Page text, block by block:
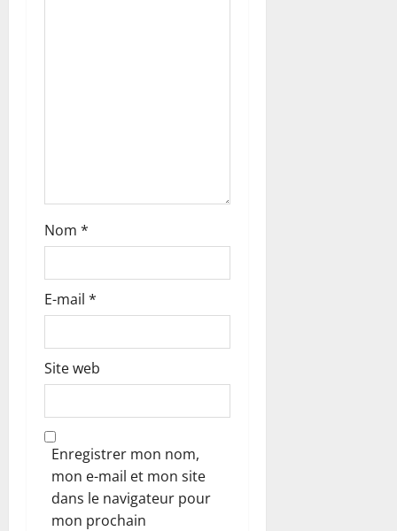
c
l
e
Nom *
E-mail *
Site web
Enregistrer mon nom,
mon e-mail et mon site
dans le navigateur pour
mon prochain